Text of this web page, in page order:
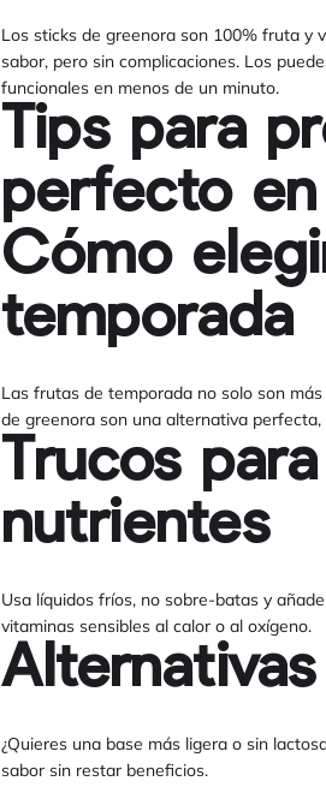
Los sticks de greenora son 100% fruta y
sabor, pero sin complicaciones. Los
funcionales en menos de un minuto.
Tips para
perfecto
Cómo
temporada
Las frutas de temporada no solo son
de greenora son una alternativa
Trucos
nutrientes
Usa líquidos fríos, no sobre-batas y
vitaminas sensibles al calor o al oxígeno.
¿Quieres una base más ligera o sin
sabor sin restar beneficios.